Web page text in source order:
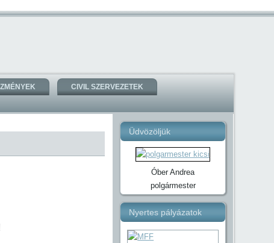
CIVIL SZERVEZETEK
Üdvözöljük
Óber Andrea
polgármester
Nyertes pályázatok